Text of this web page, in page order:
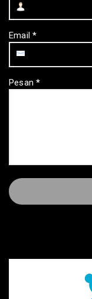
Email*
Pesan*